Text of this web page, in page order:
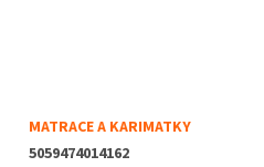
MATRACE A KARIMATKY
5059474014162